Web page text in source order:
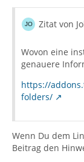
Zitat von
Wovon eine
genauere
https://
folders/
Wenn Du dem
Beitrag den